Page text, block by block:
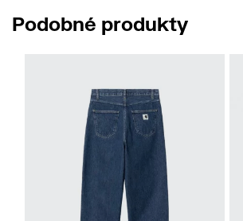
Podobné produkty